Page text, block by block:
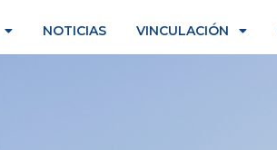
NOTICIAS VINCULACIÓN